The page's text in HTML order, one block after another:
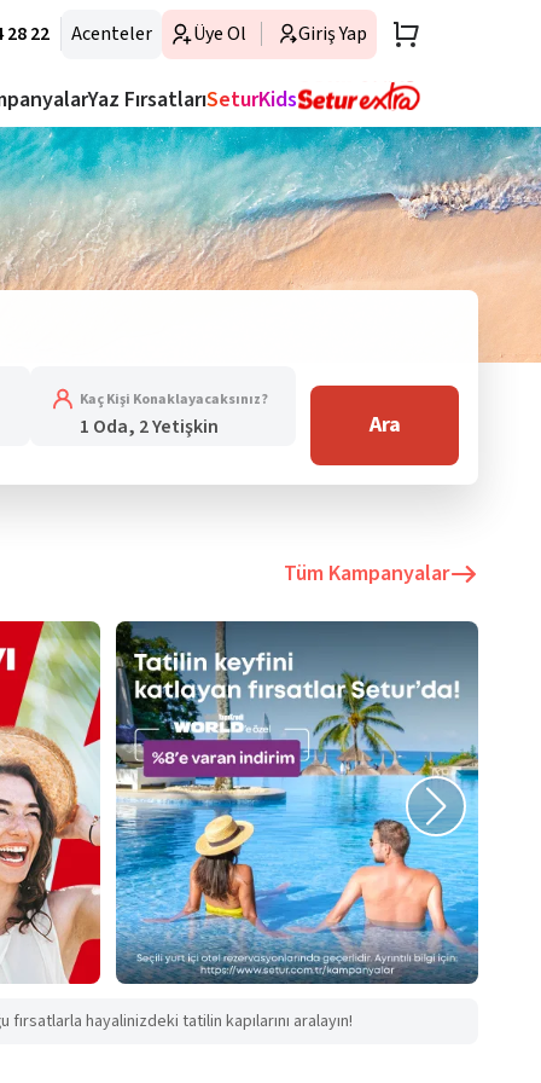
28 22 Acenteler Üye Ol Giriş Yap
Yaz FırsatlarıSeturKids
Kaç Kişi Konaklayacaksınız?
1 Oda, 2 Yetişkin Ara
Tüm Kampanyalar
hayalinizdeki tatilin kapılarını aralayın!